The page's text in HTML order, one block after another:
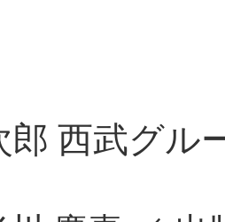
郎 西武グ